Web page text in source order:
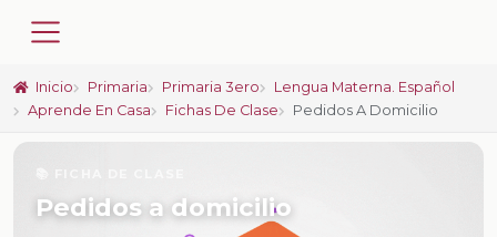
Inicio Primaria Primaria 3ero
Lengua Materna. Español
Aprende En Casa
Fichas De Clase Pedidos A Domicilio
Pedidos a domicilio